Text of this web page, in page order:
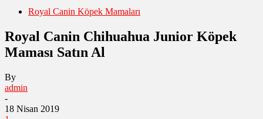
Royal Canin Köpek Mamaları
Royal Canin Chihuahua Junior Köpek
Maması Satın Al
By
admin
-
18 Nisan 2019